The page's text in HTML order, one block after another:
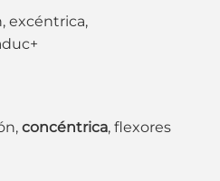
excéntrica,
concéntrica, flexores